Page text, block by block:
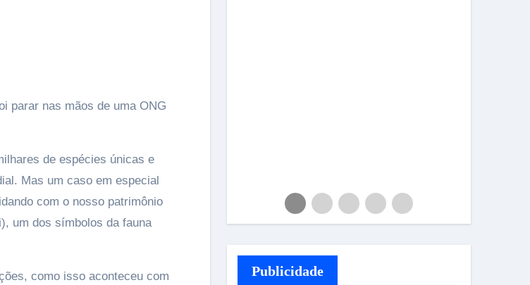
parar nas mãos de uma ONG
de espécies únicas e
Mas um caso em especial
com o nosso patrimônio
um dos símbolos da fauna
como isso aconteceu com
doméstico
Publicidade